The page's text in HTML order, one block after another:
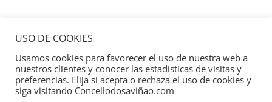
USO DE COOKIES
Usamos cookies para favorecer el uso de nuestra web a
nuestros clientes y conocer las estadísticas de visitas y
preferencias. Elija si acepta o rechaza el uso de cookies y
siga visitando Concellodosaviñao.com